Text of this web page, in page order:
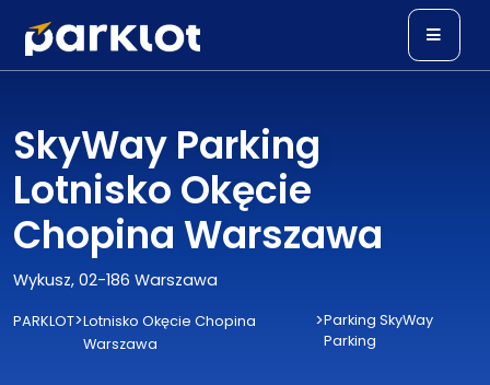
SkyWay Parking
Lotnisko Okęcie
Chopina Warszawa
Wykusz, 02-186 Warszawa
PARKLOT>Lotnisko Okęcie Chopina
Warszawa
>Parking SkyWay
Parking